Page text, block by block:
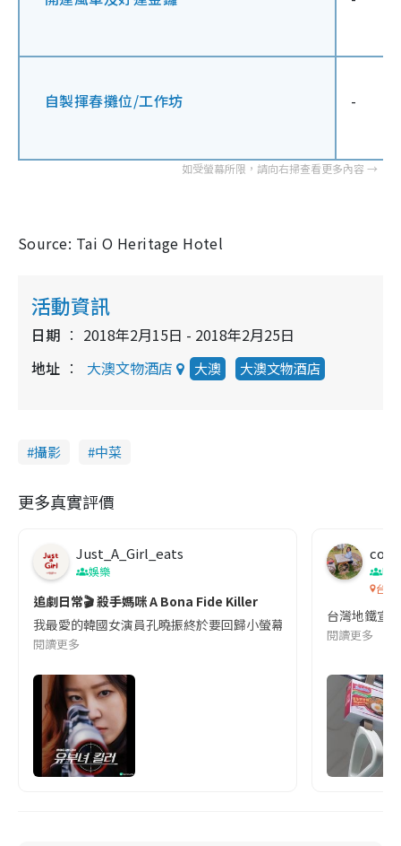
自製揮春攤位/工作坊 -
Source: Tai O Heritage Hotel
活動資訊
日期
2018年2月15日 - 2018年2月25日
地址
大澳文物酒店 大澳 大澳文物酒店
攝影 中菜
更多真實評價
Just_A_Girl_eats
娛樂
追劇日常🎬 殺手媽咪 A Bona Fide Killer
我最愛的韓國女演員孔曉振終於要回歸小螢幕啦!這次的劇本改編
閱讀更多
co
吹
台灣
台灣地鐵宣
閱讀更多